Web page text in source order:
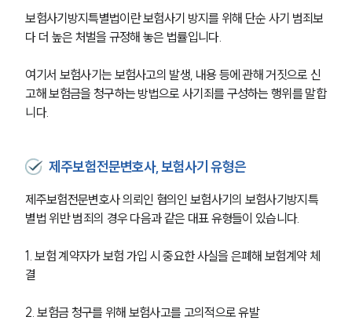
보험사기방지특별법이란 보험사기 방지를 위해 단순 사기 범죄보
다 더 높은 처벌을 규정해 놓은 법률입니다.
여기서 보험사기는 보험사고의 발생, 내용 등에 관해 거짓으로 신
고해 보험금을 청구하는 방법으로 사기죄를 구성하는 행위를 말합
니다.
제주보험전문변호사, 보험사기 유형은
제주보험전문변호사 의뢰인 혐의인 보험사기의 보험사기방지특
별법 위반 범죄의 경우 다음과 같은 대표 유형들이 있습니다.
1. 보험 계약자가 보험 가입 시 중요한 사실을 은폐해 보험계약 체
결
2. 보험금 청구를 위해 보험사고를 고의적으로 유발